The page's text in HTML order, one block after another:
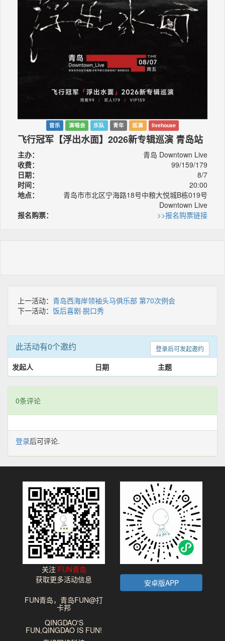
音乐 演唱会 乐队 青年 巡演 livehouse
飞行冠军【浮出水面】2026新专辑巡演 青岛站
主办：
青岛 Downtown Live
收费：
99/159/179
日期：
8/7
时间：
20:00
地点：
青岛市市北区宁海路18号中粮大悦城B栋019号
Downtown Live
报名购票：
>>报名购票链接
上一活动： 青岛西海岸领袖头马俱乐部 第70次例会
下一活动： 饭后喜剧·脱口秀
登录后可发起邀约
此活动有0个邀约
发起人 日期 主题
0条评论
登录后可评论.
关注 FUN青岛
获取更多活动信息
安卓版APP
FUN青岛，青岛FUN@打
卡邦
QINGDAO'S
FUN,QINGDAO IS FUN!